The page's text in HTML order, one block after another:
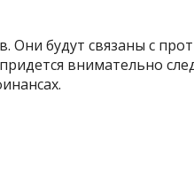
Они будут связаны с
внимательно